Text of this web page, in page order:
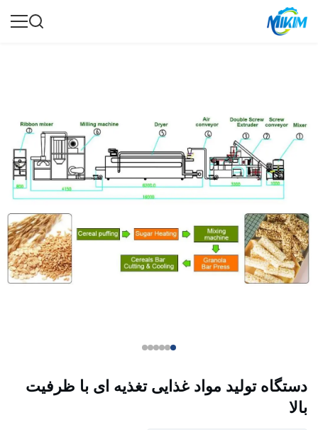
دستگاه تولید مواد غذایی تغذیه ای با ظرفیت
بالا